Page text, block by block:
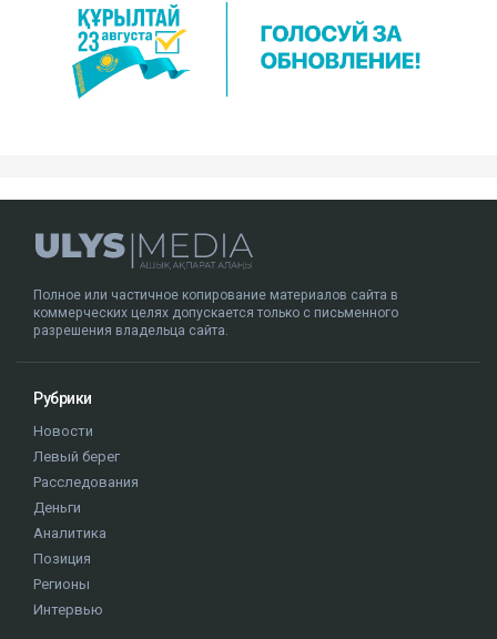
Полное или частичное копирование материалов сайта в
коммерческих целях допускается только с письменного
разрешения владельца сайта.
Рубрики
Новости
Левый берег
Расследования
Деньги
Аналитика
Позиция
Регионы
Интервью